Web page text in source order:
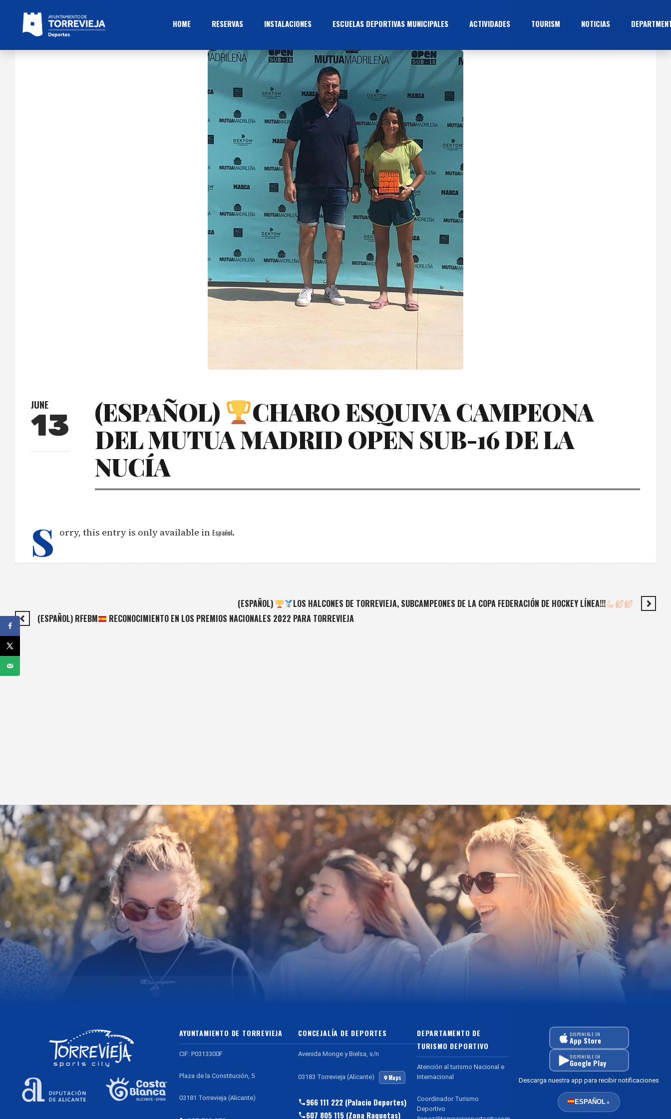
HOME RESERVAS INSTALACIONES ESCUELAS DEPORTIVAS MUNICIPALES ACTIVIDADES TOURISM NOTICIAS
JUNE
13 (ESPAÑOL)
CHARO ESQUIVA CAMPEONA
DEL MUTUA MADRID OPEN SUB-16 DE LA
NUCÍA
S orry, this entry is only available in Español.
(ESPAÑOL)
LOS HALCONES DE TORREVIEJA, SUBCAMPEONES DE LA COPA FEDERACIÓN DE HOCKEY LÍNEA!!!
(ESPAÑOL) RFEBM
RECONOCIMIENTO EN LOS PREMIOS NACIONALES 2022 PARA TORREVIEJA
AYUNTAMIENTO DE TORREVIEJA
CIF: P0313300F
Plaza de la Constitución, 5
03181 Torrevieja (Alicante)
CONCEJALÍA DE DEPORTES
Avenida Monge y Bielsa, s/n
03183 Torrevieja (Alicante) Maps
966 111 222 (Palacio Deportes)
607 805 115 (Zona Raquetas)
DEPARTAMENTO DE
TURISMO DEPORTIVO
Atención al turismo Nacional e
Internacional
Coordinador Turismo
Deportivo
DISPONIBLE EN
App Store
DISPONIBLE EN
Google Play
Descarga nuestra app para recibir notificaciones
ESPAÑOL▲